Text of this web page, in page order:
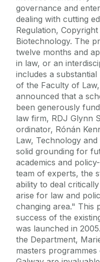
governance and
dealing with cutting
Regulation,
Biotechnology. The
twelve months and
in law, or an
includes a
of the Faculty of
announced that a
been generously
law firm, RDJ Glynn
ordinator, Rónán
Law, Technology
solid grounding for
academics and
team of experts, the
ability to deal
arise for law and
changing area." This
success of the
was launched in
the Department,
masters